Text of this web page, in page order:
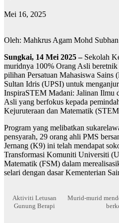
Mei 16, 2025
Oleh: Mahkrus Agam Mohd Subhan
Sungkai, 14 Mei 2025 – Sekolah
muridnya 100% Orang Asli
pilihan Persatuan Mahasiswa
Sultan Idris (UPSI) untuk
InspiraSTEM Madani: Jalinan Ilmu
Asli yang berfokus kepada
Kejuruteraan dan Matematik
Program yang melibatkan
pensyarah, 29 orang ahli PMS
Jernang (K9) ini telah mendapat
Transformasi Komuniti Universiti
Matematik (FSM) dalam
selari dengan dasar Kementerian
Aktiviti Letusan
Gunung Berapi
Murid-murid